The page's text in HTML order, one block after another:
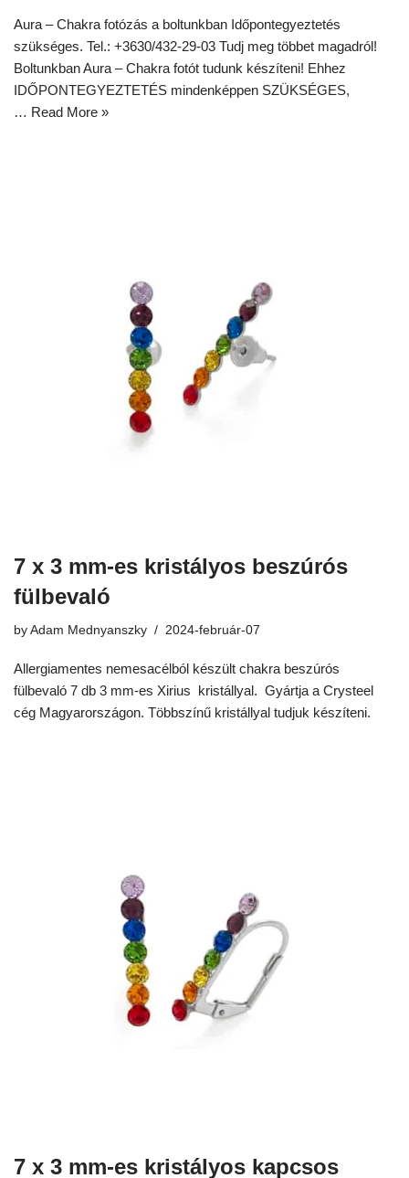
Aura – Chakra fotózás a boltunkban Időpontegyeztetés
szükséges. Tel.: +3630/432-29-03 Tudj meg többet magadról!
Boltunkban Aura – Chakra fotót tudunk készíteni! Ehhez
IDŐPONTEGYEZTETÉS mindenképpen SZÜKSÉGES,
… Read More »
7 x 3 mm-es kristályos beszúrós
fülbevaló
by Adam Mednyanszky 2024-február-07
Allergiamentes nemesacélból készült chakra beszúrós
fülbevaló 7 db 3 mm-es Xirius kristállyal. Gyártja a Crysteel
cég Magyarországon. Többszínű kristállyal tudjuk készíteni.
7 x 3 mm-es kristályos kapcsos